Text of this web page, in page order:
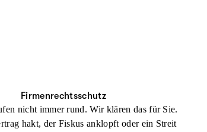
Firmenrechtsschutz
nicht immer rund. Wir klären das für Sie.
hakt, der Fiskus anklopft oder ein Streit